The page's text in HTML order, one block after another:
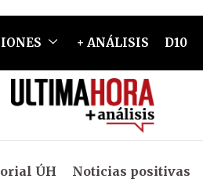
+ ANÁLISIS D10
ÚH Noticias positivas